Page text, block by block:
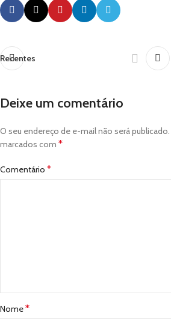
Recentes
Deixe um comentário
O seu endereço de e-mail não será publicado.
marcados com *
Comentário *
Nome*